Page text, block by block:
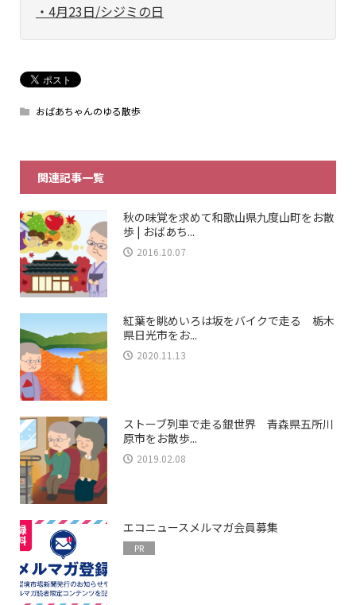
・4月23日/シジミの日
おばあちゃんのゆる散歩
関連記事一覧
秋の味覚を求めて和歌山県九度山町をお散
歩 | おばあち...
2016.10.07
紅葉を眺めいろは坂をバイクで走る 栃木
県日光市をお...
2020.11.13
ストーブ列車で走る銀世界 青森県五所川
原市をお散歩...
2019.02.08
エコニュースメルマガ会員募集
PR